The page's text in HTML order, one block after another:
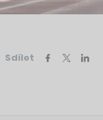
Sdílet